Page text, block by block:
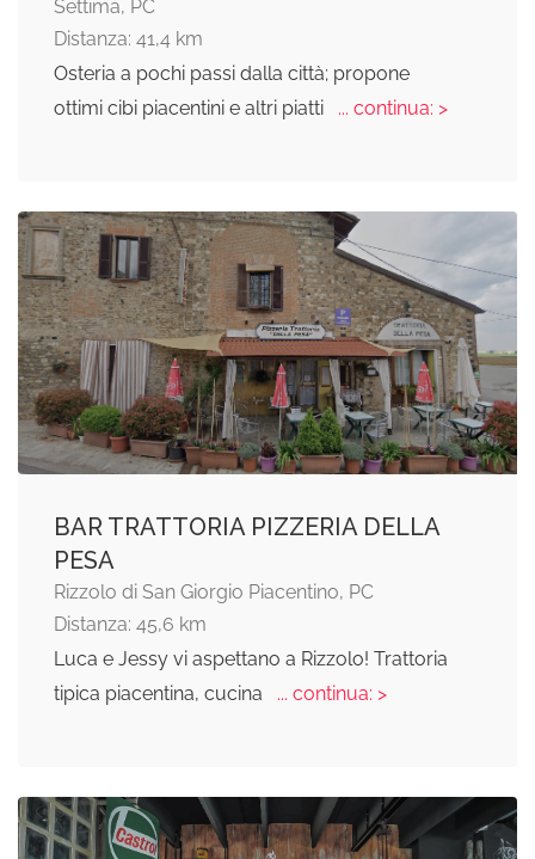
Settima, PC
Distanza: 41,4 km
Osteria a pochi passi dalla città; propone
ottimi cibi piacentini e altri piatti
... continua: >
BAR TRATTORIA PIZZERIA DELLA
PESA
Rizzolo di San Giorgio Piacentino, PC
Distanza: 45,6 km
Luca e Jessy vi aspettano a Rizzolo! Trattoria
tipica piacentina, cucina
... continua: >